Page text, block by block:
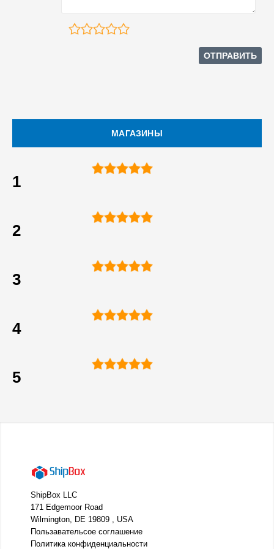
МАГАЗИНЫ
1
2
3
4
5
ShipBox LLC
171 Edgemoor Road
Wilmington, DE 19809 , USA
Пользавательсое соглашение
Политика конфиденциальности